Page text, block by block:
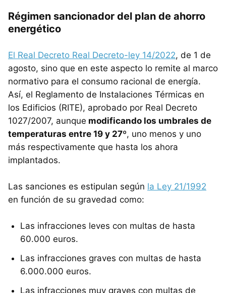
Régimen sancionador del plan de ahorro
energético
El Real Decreto Real Decreto-ley 14/2022, de 1 de
agosto, sino que en este aspecto lo remite al marco
normativo para el consumo racional de energía.
Así, el Reglamento de Instalaciones Térmicas en
los Edificios (RITE), aprobado por Real Decreto
1027/2007, aunque modificando los umbrales de
temperaturas entre 19 y 27º, uno menos y uno
más respectivamente que hasta los ahora
implantados.
Las sanciones es estipulan según la Ley 21/1992
en función de su gravedad como:
Las infracciones leves con multas de hasta
60.000 euros.
Las infracciones graves con multas de hasta
6.000.000 euros.
Las infracciones muy graves con multas de